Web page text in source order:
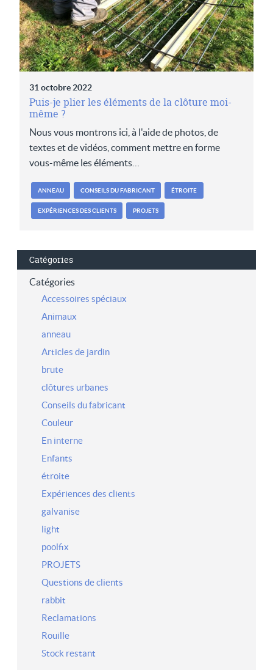
31 octobre 2022
Puis-je plier les éléments de la clôture moi-
même ?
Nous vous montrons ici, à l'aide de photos, de
textes et de vidéos, comment mettre en forme
vous-même les éléments…
ANNEAU CONSEILS DU FABRICANT ÉTROITE
EXPÉRIENCES DES CLIENTS PROJETS
Catégories
Catégories
Accessoires spéciaux
Animaux
anneau
Articles de jardin
brute
clôtures urbanes
Conseils du fabricant
Couleur
En interne
Enfants
étroite
Expériences des clients
galvanise
light
poolfix
PROJETS
Questions de clients
rabbit
Reclamations
Rouille
Stock restant